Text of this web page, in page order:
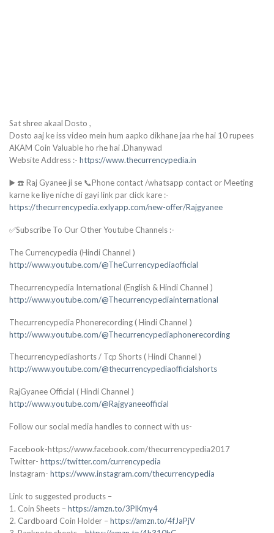
Sat shree akaal Dosto ,
Dosto aaj ke iss video mein hum aapko dikhane jaa rhe hai 10 rupees
AKAM Coin Valuable ho rhe hai .Dhanywad
Website Address :- https://www.thecurrencypedia.in
▶️ ☎️ Raj Gyanee ji se 📞Phone contact /whatsapp contact or Meeting
karne ke liye niche di gayi link par click kare :-
https://thecurrencypedia.exlyapp.com/new-offer/Rajgyanee
✅Subscribe To Our Other Youtube Channels :-
The Currencypedia (Hindi Channel )
http://www.youtube.com/@TheCurrencypediaofficial
Thecurrencypedia International (English & Hindi Channel )
http://www.youtube.com/@Thecurrencypediainternational
Thecurrencypedia Phonerecording ( Hindi Channel )
http://www.youtube.com/@Thecurrencypediaphonerecording
Thecurrencypediashorts / Tcp Shorts ( Hindi Channel )
http://www.youtube.com/@thecurrencypediaofficialshorts
RajGyanee Official ( Hindi Channel )
http://www.youtube.com/@Rajgyaneeofficial
Follow our social media handles to connect with us-
Facebook-https://www.facebook.com/thecurrencypedia2017
Twitter- https://twitter.com/currencypedia
Instagram- https://www.instagram.com/thecurrencypedia
Link to suggested products –
1. Coin Sheets –https://amzn.to/3PlKmy4
2. Cardboard Coin Holder –https://amzn.to/4fJaPjV